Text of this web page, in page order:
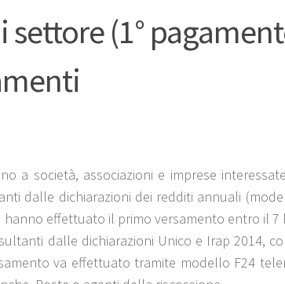
settore (1°
a società, associazioni e imprese
dalle dichiarazioni dei redditi annuali
hanno effettuato il primo versamento entro il 7
dalle dichiarazioni Unico e Irap 2014,
va effettuato tramite modello F24